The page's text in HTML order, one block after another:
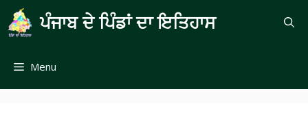
Skip
to
content
ਪੰਜਾਬ ਦੇ ਪਿੰਡਾਂ ਦਾ ਇਤਿਹਾਸ
Menu